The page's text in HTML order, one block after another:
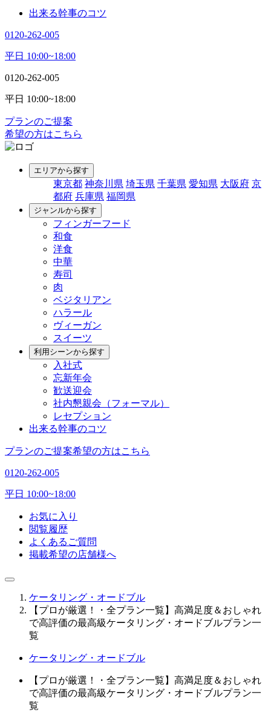
出来る幹事のコツ
0120-262-005
平日 10:00~18:00
0120-262-005
平日 10:00~18:00
プランのご提案
希望の方はこちら
エリアから探す
東京都 神奈川県 埼玉県 千葉県 愛知県 大阪府 京
都府 兵庫県 福岡県
ジャンルから探す
フィンガーフード
和食
洋食
中華
寿司
肉
ベジタリアン
ハラール
ヴィーガン
スイーツ
利用シーンから探す
入社式
忘新年会
歓送迎会
社内懇親会（フォーマル）
レセプション
出来る幹事のコツ
プランのご提案希望の方はこちら
0120-262-005
平日 10:00~18:00
お気に入り
閲覧履歴
よくあるご質問
掲載希望の店舗様へ
ケータリング・オードブル
【プロが厳選！・全プラン一覧】高満足度＆おしゃれ
で高評価の最高級ケータリング・オードブルプラン一
覧
ケータリング・オードブル
【プロが厳選！・全プラン一覧】高満足度＆おしゃれ
で高評価の最高級ケータリング・オードブルプラン一
覧